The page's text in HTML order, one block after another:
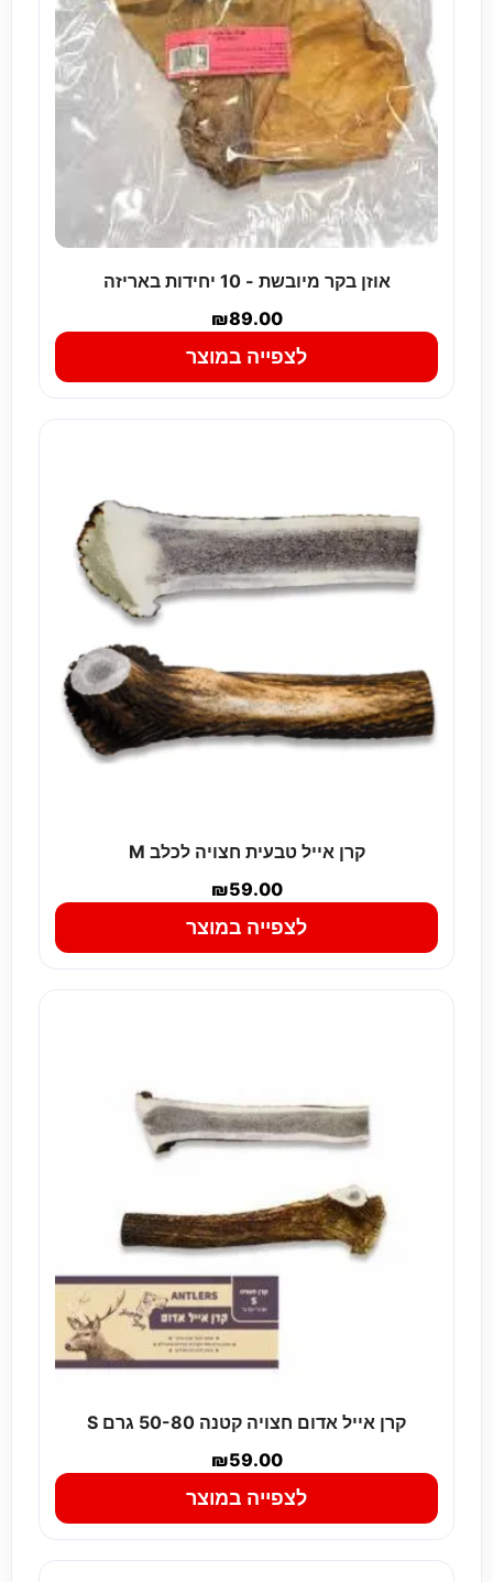
אוזן בקר מיובשת - 10 יחידות באריזה
₪89.00
לצפייה במוצר
קרן אייל טבעית חצויה לכלב M
₪59.00
לצפייה במוצר
קרן אייל אדום חצויה קטנה 50-80 גרם S
₪59.00
לצפייה במוצר